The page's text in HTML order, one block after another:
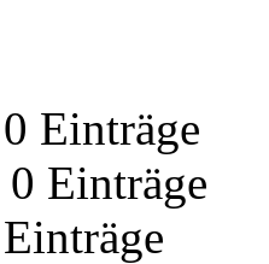
0 Einträge
0 Einträge